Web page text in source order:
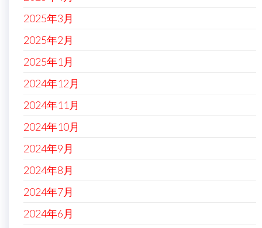
2025年3月
2025年2月
2025年1月
2024年12月
2024年11月
2024年10月
2024年9月
2024年8月
2024年7月
2024年6月